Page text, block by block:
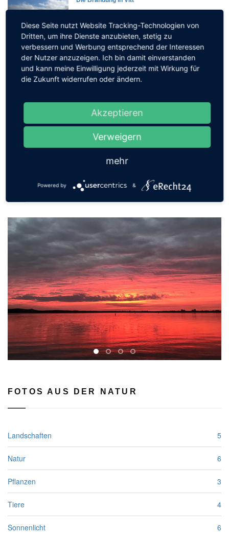
Strandbad Müggelsee
03 Nov, 2020 5202
Leuchtturm Dornbusch
18 Jun, 2019
NEUESTE BILDER
FOTOS AUS DER NATUR
Landschaften 5
Natur 6
Pflanzen 3
Tiere 4
Sonnenlicht 6
Diese Seite nutzt Website Tracking-Technologien von
Dritten, um ihre Dienste anzubieten, stetig zu
verbessern und Werbung entsprechend der Interessen
der Nutzer anzuzeigen. Ich bin damit einverstanden
und kann meine Einwilligung jederzeit mit Wirkung für
die Zukunft widerrufen oder ändern.
Akzeptieren
Verweigern
mehr
Powered by &